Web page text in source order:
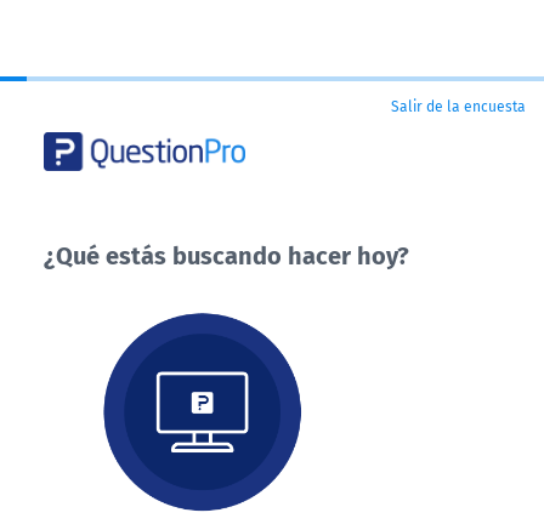
Salir de la encuesta
¿Qué estás buscando hacer hoy?
buscando
hacer